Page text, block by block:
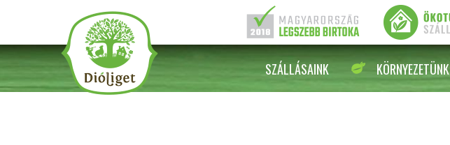
SZÁLLÁSAINK KÖRNYEZETÜNK